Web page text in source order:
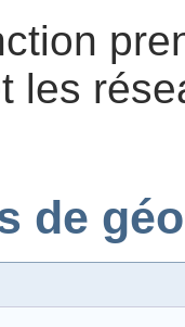
les
de